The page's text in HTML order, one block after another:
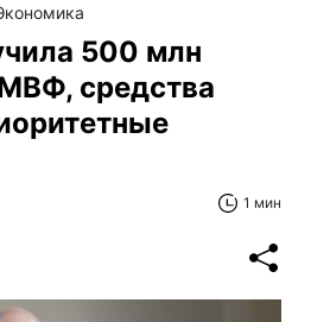
500 млн
средства
1 мин